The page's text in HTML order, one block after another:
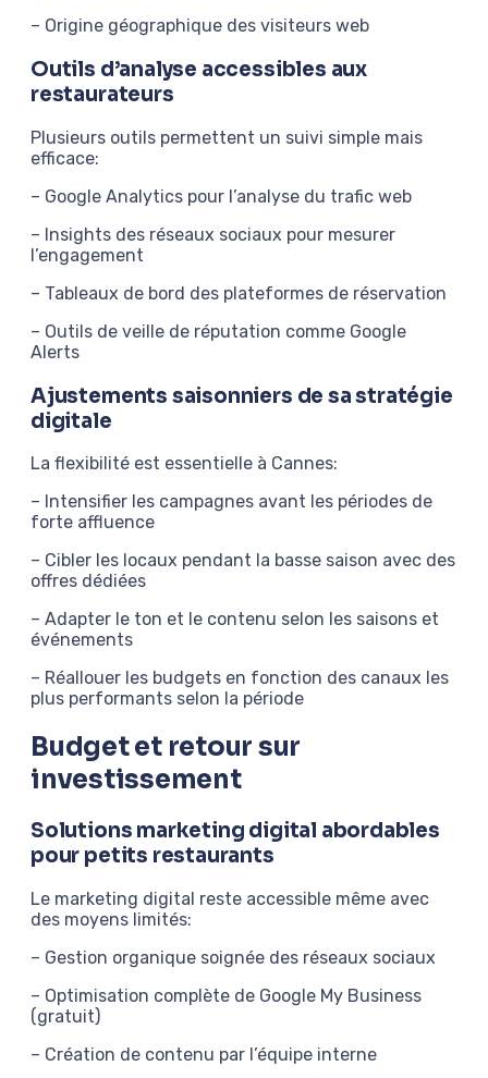
– Origine géographique des visiteurs web
Outils d’analyse accessibles aux
restaurateurs
Plusieurs outils permettent un suivi simple mais
efficace:
– Google Analytics pour l’analyse du trafic web
– Insights des réseaux sociaux pour mesurer
l’engagement
– Tableaux de bord des plateformes de réservation
– Outils de veille de réputation comme Google
Alerts
Ajustements saisonniers de sa stratégie
digitale
La flexibilité est essentielle à Cannes:
– Intensifier les campagnes avant les périodes de
forte affluence
– Cibler les locaux pendant la basse saison avec des
offres dédiées
– Adapter le ton et le contenu selon les saisons et
événements
– Réallouer les budgets en fonction des canaux les
plus performants selon la période
Budget et retour sur
investissement
Solutions marketing digital abordables
pour petits restaurants
Le marketing digital reste accessible même avec
des moyens limités:
– Gestion organique soignée des réseaux sociaux
– Optimisation complète de Google My Business
(gratuit)
– Création de contenu par l’équipe interne